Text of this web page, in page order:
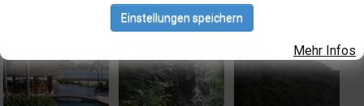
Einstellungen speichern
Mehr Infos